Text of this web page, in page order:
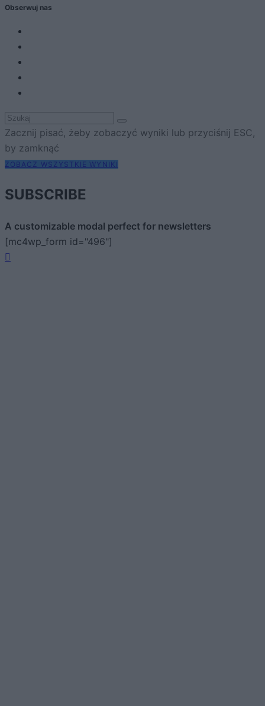
Obserwuj nas
Zacznij pisać, żeby zobaczyć wyniki lub przyciśnij ESC,
by zamknąć
ZOBACZ WSZYSTKIE WYNIKI
SUBSCRIBE
A customizable modal perfect for newsletters
[mc4wp_form id="496"]